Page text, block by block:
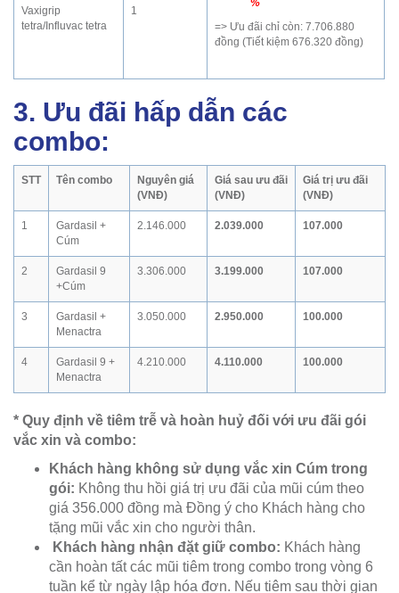
=> Ưu đãi chỉ còn: 7.706.880
đồng (Tiết kiệm 676.320 đồng)
Vaxigrip
tetra/Influvac tetra
1
3. Ưu đãi hấp dẫn các
combo:
STT Tên combo
Nguyên giá
(VNĐ)
Giá sau ưu đãi
(VNĐ)
Giá trị ưu đãi
(VNĐ)
1
Gardasil +
Cúm
2.146.000 2.039.000 107.000
2
Gardasil 9
+Cúm
3.306.000 3.199.000 107.000
3
Gardasil +
Menactra
3.050.000 2.950.000 100.000
4
Gardasil 9 +
Menactra
4.210.000 4.110.000 100.000
* Quy định về tiêm trễ và hoàn huỷ đối với ưu đãi gói
vắc xin và combo:
Khách hàng không sử dụng vắc xin Cúm trong
gói: Không thu hồi giá trị ưu đãi của mũi cúm theo
giá 356.000 đồng mà Đồng ý cho Khách hàng cho
tặng mũi vắc xin cho người thân.
Khách hàng nhận đặt giữ combo: Khách hàng
cần hoàn tất các mũi tiêm trong combo trong vòng 6
tuần kể từ ngày lập hóa đơn. Nếu tiêm sau thời gian